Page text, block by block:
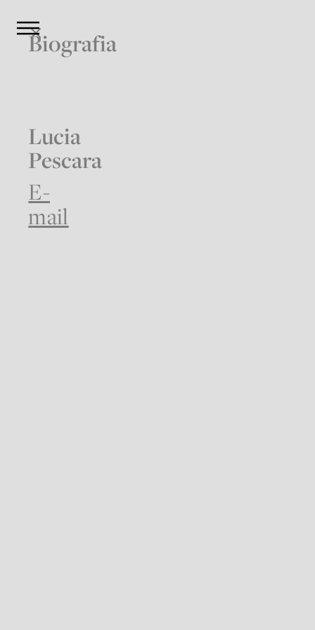
Biografia
Lucia
Pescara
E-
mail